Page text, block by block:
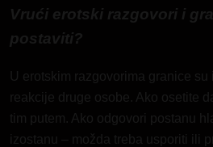
Vrući erotski razgovori i
postaviti?
U erotskim razgovorima granice
reakcije druge osobe. Ako osetite
tim putem. Ako odgovori postanu
izostanu – možda treba usporiti ili